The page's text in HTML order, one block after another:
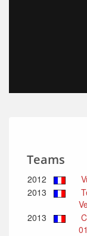
Teams
2012
2013
2013